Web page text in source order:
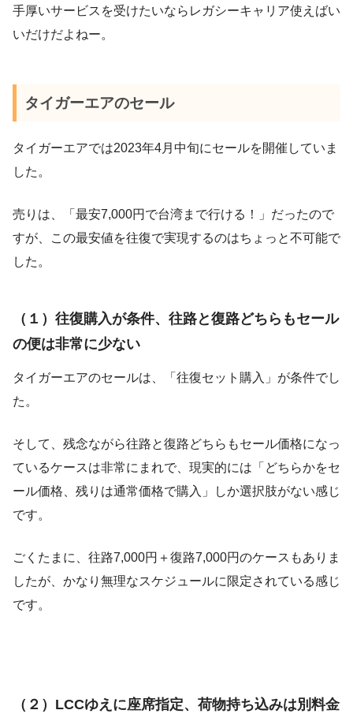
手厚いサービスを受けたいならレガシーキャリア使えばい
いだけだよねー。
タイガーエアのセール
タイガーエアでは2023年4月中旬にセールを開催していま
した。
売りは、「最安7,000円で台湾まで行ける！」だったので
すが、この最安値を往復で実現するのはちょっと不可能で
した。
（１）往復購入が条件、往路と復路どちらもセール
の便は非常に少ない
タイガーエアのセールは、「往復セット購入」が条件でし
た。
そして、残念ながら往路と復路どちらもセール価格になっ
ているケースは非常にまれで、現実的には「どちらかをセ
ール価格、残りは通常価格で購入」しか選択肢がない感じ
です。
ごくたまに、往路7,000円＋復路7,000円のケースもありま
したが、かなり無理なスケジュールに限定されている感じ
です。
（２）LCCゆえに座席指定、荷物持ち込みは別料金